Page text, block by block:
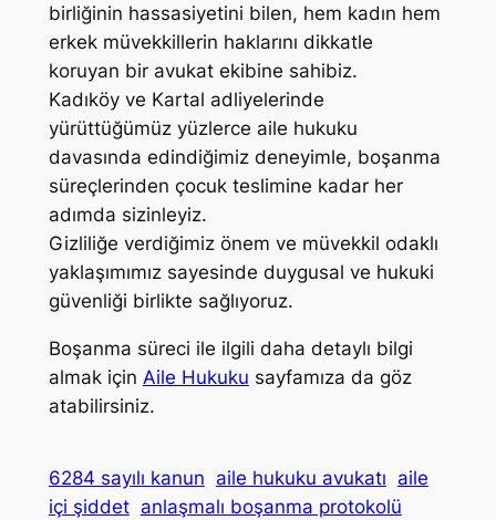
birliğinin hassasiyetini bilen, hem kadın hem
erkek müvekkillerin haklarını dikkatle
koruyan bir avukat ekibine sahibiz.
Kadıköy ve Kartal adliyelerinde
yürüttüğümüz yüzlerce aile hukuku
davasında edindiğimiz deneyimle, boşanma
süreçlerinden çocuk teslimine kadar her
adımda sizinleyiz.
Gizliliğe verdiğimiz önem ve müvekkil odaklı
yaklaşımımız sayesinde duygusal ve hukuki
güvenliği birlikte sağlıyoruz.
Boşanma süreci ile ilgili daha detaylı bilgi
almak için Aile Hukuku sayfamıza da göz
atabilirsiniz.
6284 sayılı kanun aile hukuku avukatı aile
içi şiddet anlaşmalı boşanma protokolü